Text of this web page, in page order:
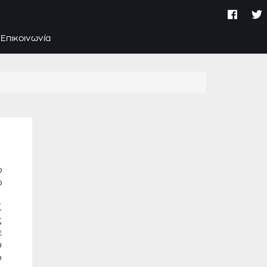
Επικοινωνία